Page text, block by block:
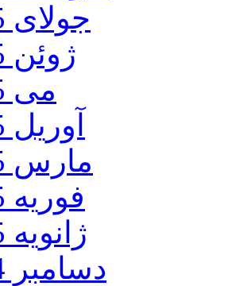
جولای 2015
ژوئن 2015
می 2015
آوریل 2015
مارس 2015
فوریه 2015
ژانویه 2015
دسامبر 2014